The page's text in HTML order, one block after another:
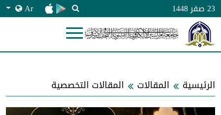
23 صفر 1448 Ar
الرئيسية المقالات المقالات التخصصية